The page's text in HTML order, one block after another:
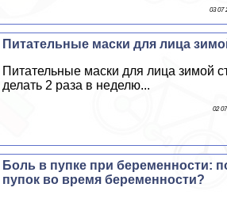
03 07
Питательные маски для лица
Питательные маски для лица зимой
делать 2 раза в неделю...
02
Боль в пупке при беременности:
пупок во время беременности?